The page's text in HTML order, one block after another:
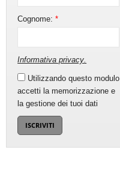
Cognome:*
Informativa privacy
Utilizzando questo modulo
accetti la memorizzazione e
la gestione dei tuoi dati